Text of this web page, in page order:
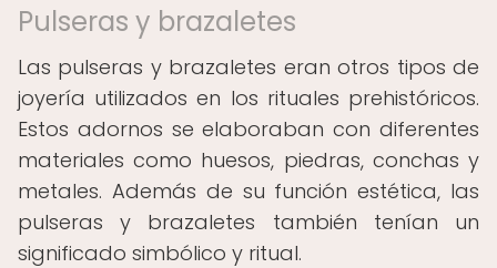
Pulseras y brazaletes
Las pulseras y brazaletes eran otros tipos de
joyería utilizados en los rituales prehistóricos.
Estos adornos se elaboraban con diferentes
materiales como huesos, piedras, conchas y
metales. Además de su función estética, las
pulseras y brazaletes también tenían un
significado simbólico y ritual.